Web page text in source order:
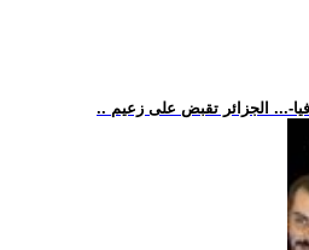
... الجزائر تقبض على زعيم